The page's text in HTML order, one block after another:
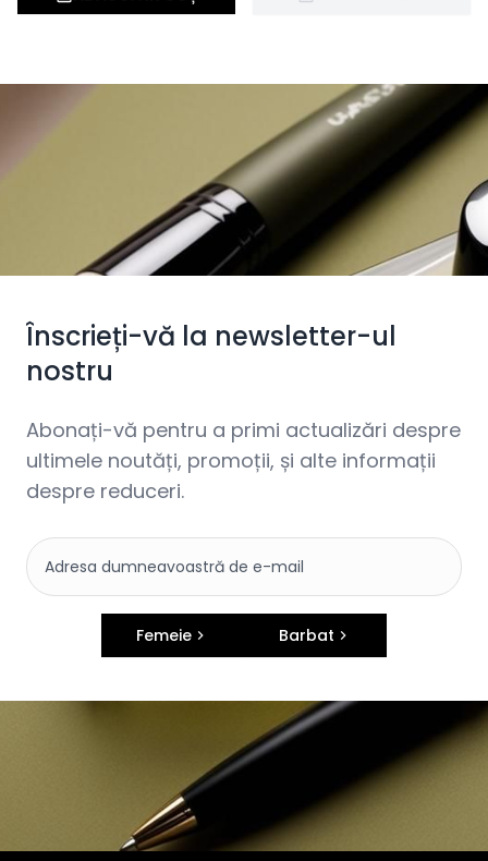
Înscrieți-vă la newsletter-ul
nostru
Abonați-vă pentru a primi actualizări despre
ultimele noutăți, promoții, și alte informații
despre reduceri.
Femeie Barbat